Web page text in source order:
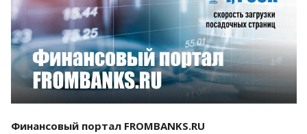
Смотреть проект
Финансовый портал FROMBANKS.RU